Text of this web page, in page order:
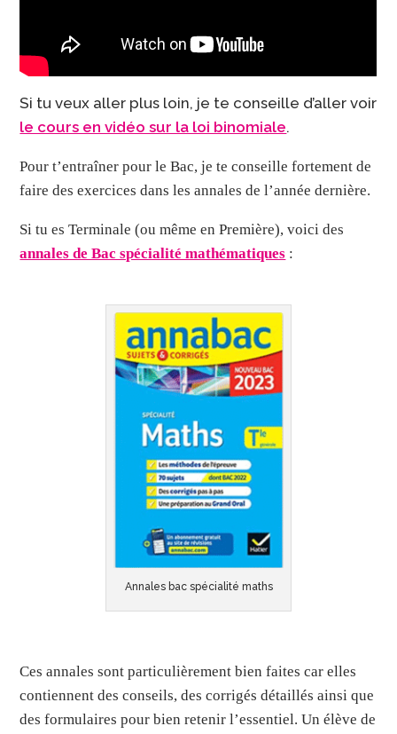
Si tu veux aller plus loin, je te conseille d’aller voir
le cours en vidéo sur la loi binomiale.
Pour t’entraîner pour le Bac, je te conseille fortement de
faire des exercices dans les annales de l’année dernière.
Si tu es Terminale (ou même en Première), voici des
annales de Bac spécialité mathématiques :
Annales bac spécialité maths
Ces annales sont particulièrement bien faites car elles
contiennent des conseils, des corrigés détaillés ainsi que
des formulaires pour bien retenir l’essentiel. Un élève de